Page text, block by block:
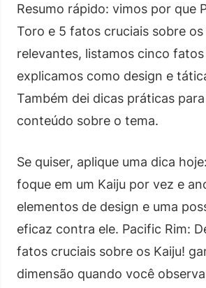
Resumo rápido: vimos por que
Toro e 5 fatos cruciais sobre os
relevantes, listamos cinco fatos
explicamos como design e
Também dei dicas práticas
conteúdo sobre o tema.
Se quiser, aplique uma dica
foque em um Kaiju por vez e
elementos de design e uma
eficaz contra ele. Pacific Rim:
fatos cruciais sobre os Kaiju!
dimensão quando você